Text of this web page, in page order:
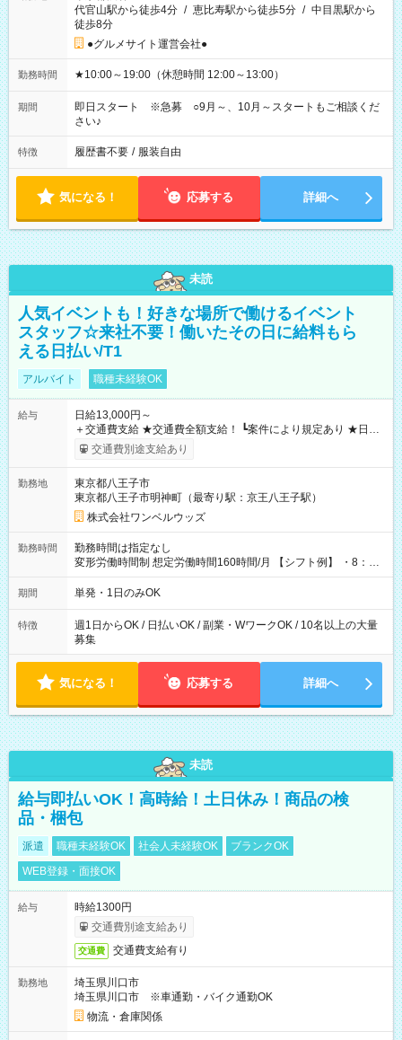
代官山駅から徒歩4分 / 恵比寿駅から徒歩5分 / 中目黒駅から
徒歩8分
●グルメサイト運営会社●
勤務時間 ★10:00～19:00（休憩時間 12:00～13:00）
期間
即日スタート ※急募 ○9月～、10月～スタートもご相談くだ
さい♪
特徴 履歴書不要 / 服装自由
気になる！ 応募する 詳細へ
未読
人気イベントも！好きな場所で働けるイベント
スタッフ☆来社不要！働いたその日に給料もら
える日払い/T1
アルバイト 職種未経験OK
給与
日給13,000円～
＋交通費支給 ★交通費全額支給！ ┗案件により規定あり ★日払
いOK！（規定あり） ┗働いたその日に現金GET♪ お仕事後はコ
ンビニATMから 日払い分を引き落とせます！ 【試用期間】試
交通費別途支給あり
勤務地
東京都八王子市
東京都八王子市明神町（最寄り駅：京王八王子駅）
株式会社ワンベルウッズ
勤務時間
勤務時間は指定なし
変形労働時間制 想定労働時間160時間/月 【シフト例】 ・8：00
～21：00
期間 単発・1日のみOK
特徴
週1日からOK / 日払いOK / 副業・WワークOK / 10名以上の大量
募集
気になる！ 応募する 詳細へ
未読
給与即払いOK！高時給！土日休み！商品の検
品・梱包
派遣 職種未経験OK 社会人未経験OK
ブランクOK
WEB登録・面接OK
給与
時給1300円
交通費別途支給あり
交通費 交通費支給有り
勤務地
埼玉県川口市
埼玉県川口市 ※車通勤・バイク通勤OK
物流・倉庫関係